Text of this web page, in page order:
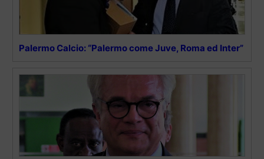
Palermo Calcio: “Palermo come Juve, Roma ed Inter”